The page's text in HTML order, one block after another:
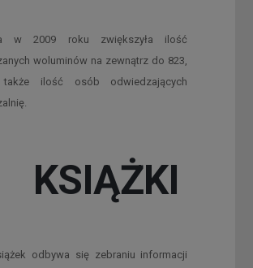
w 2009 roku zwiększyła ilość
woluminów na zewnątrz do 823,
także ilość osób odwiedzających
odbywa się zebraniu informacji